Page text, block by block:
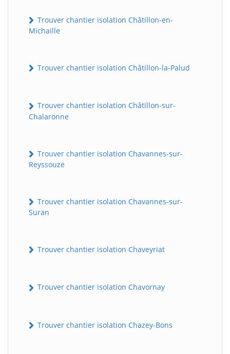
Trouver chantier isolation Châtillon-en-
Michaille
Trouver chantier isolation Châtillon-la-Palud
Trouver chantier isolation Châtillon-sur-
Chalaronne
Trouver chantier isolation Chavannes-sur-
Reyssouze
Trouver chantier isolation Chavannes-sur-
Suran
Trouver chantier isolation Chaveyriat
Trouver chantier isolation Chavornay
Trouver chantier isolation Chazey-Bons
B BatiWebPro